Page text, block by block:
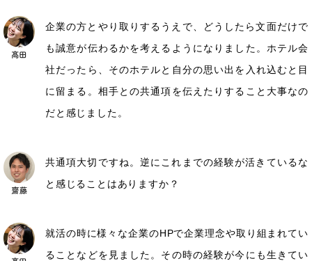
企業の方とやり取りするうえで、どうしたら文面だけで
も誠意が伝わるかを考えるようになりました。ホテル会
社だったら、そのホテルと自分の思い出を入れ込むと目
に留まる。相手との共通項を伝えたりすること大事なの
だと感じました。
共通項大切ですね。逆にこれまでの経験が活きているな
と感じることはありますか？
就活の時に様々な企業のHPで企業理念や取り組まれてい
ることなどを見ました。その時の経験が今にも生きてい